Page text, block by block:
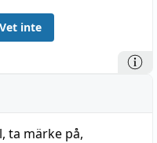
Vet inte
, ta märke på,